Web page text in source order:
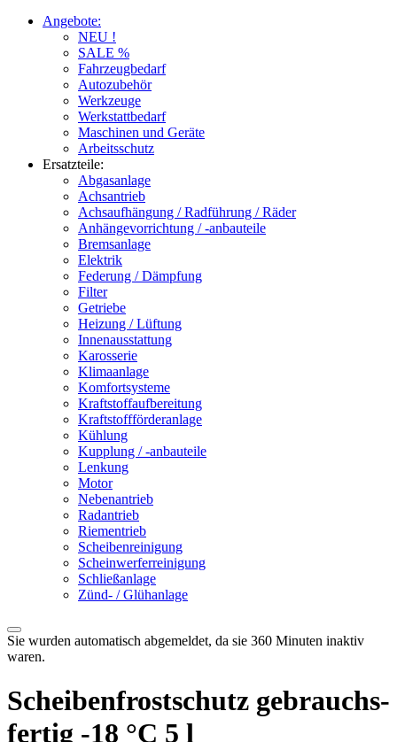
Angebote:
NEU !
SALE %
Fahrzeugbedarf
Autozubehör
Werkzeuge
Werkstattbedarf
Maschinen und Geräte
Arbeitsschutz
Ersatzteile:
Abgasanlage
Achsantrieb
Achsaufhängung / Radführung / Räder
Anhängevorrichtung / -anbauteile
Bremsanlage
Elektrik
Federung / Dämpfung
Filter
Getriebe
Heizung / Lüftung
Innenausstattung
Karosserie
Klimaanlage
Komfortsysteme
Kraftstoffaufbereitung
Kraftstoffförderanlage
Kühlung
Kupplung / -anbauteile
Lenkung
Motor
Nebenantrieb
Radantrieb
Riementrieb
Scheibenreinigung
Scheinwerferreinigung
Schließanlage
Zünd- / Glühanlage
Sie wurden automatisch abgemeldet, da sie 360 Minuten inaktiv
waren.
Schei­ben­frost­schutz gebrauchs­
fertig -18 °C 5 l